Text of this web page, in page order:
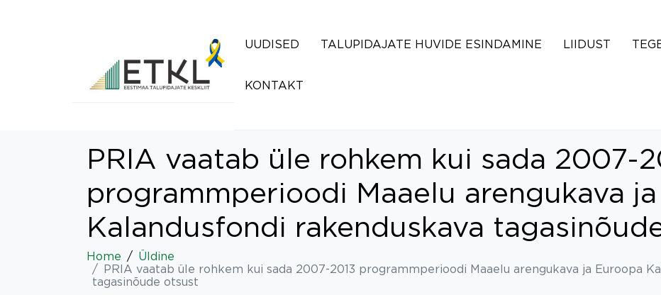
UUDISED TALUPIDAJATE HUVIDE ESINDAMINE LIIDUST
KONTAKT
PRIA vaatab üle rohkem kui sada 2007-
programmperioodi Maaelu arengukava
Kalandusfondi rakenduskava
Home
Üldine
PRIA vaatab üle rohkem kui sada 2007-2013 programmperioodi Maaelu arengukava ja Euroopa
tagasinõude otsust